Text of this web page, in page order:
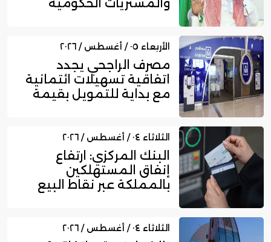
والمشتريات الحكومية
الأربعاء ٠٥ / أغسطس / ٢٠٢٦
مصرف الراجحي يجدد
اتفاقية تسهيلات ائتمانية
مع بداية للتمويل بقيمة
الثلاثاء ٠٤ / أغسطس / ٢٠٢٦
البنك المركزي: ارتفاع
إنفاق المستهلكين
بالمملكة عبر نقاط البيع
الثلاثاء ٠٤ / أغسطس / ٢٠٢٦